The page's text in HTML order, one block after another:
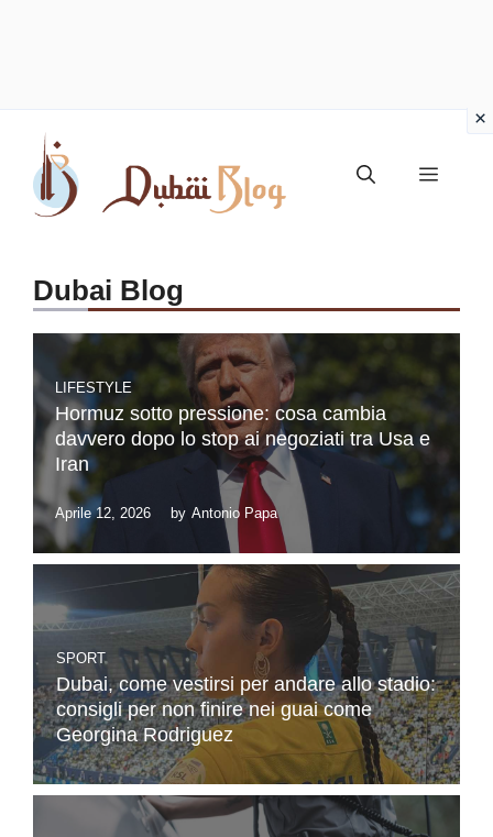
contenuto
Menu
Dubai Blog
LIFESTYLE
Hormuz sotto pressione: cosa cambia
davvero dopo lo stop ai negoziati tra Usa e
Iran
Aprile 12, 2026 by Antonio Papa
SPORT
Dubai, come vestirsi per andare allo stadio:
consigli per non finire nei guai come
Georgina Rodriguez